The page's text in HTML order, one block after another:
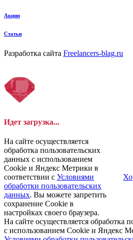
Акции
Статьи
Разработка сайта Freelancers-blag.ru
Идет загрузка...
На сайте осуществляется
обработка пользовательских
данных с использованием
Cookie и Яндекс Метрики в
соответствии с Условиями
обработки пользовательских
данных. Вы можете запретить
сохранение Cookie в
настройках своего браузера.
На сайте осуществляется обработка
с использованием Cookie и Яндекс